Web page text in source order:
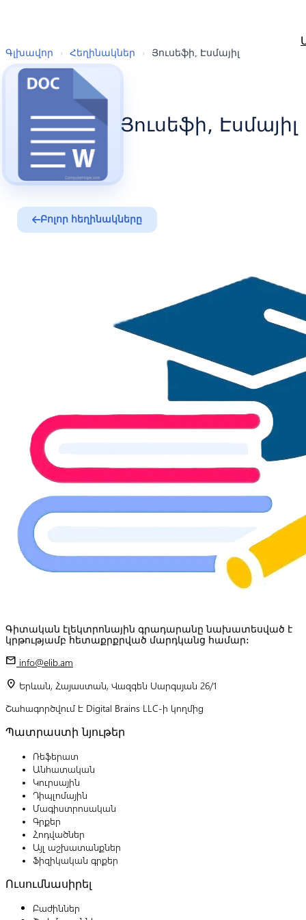
Գլխավոր › Հեղինակներ › Յուսեֆի, Էսմայիլ
Յուսեֆի, Էսմայիլ
Բոլոր հեղինակները
Գիտական էլեկտրոնային գրադարանը նախատեսված է
կրթությամբ հետաքրքրված մարդկանց համար:
mail info@elib.am
location_on Երևան, Հայաստան, Վազգեն Սարգսյան 26/1
Շահագործվում է Digital Brains LLC-ի կողմից
Պատրաստի նյութեր
Ռեֆերատ
Անհատական
Կուրսային
Դիպլոմային
Մագիստրոսական
Գրքեր
Հոդվածներ
Այլ աշխատանքներ
Ֆիզիկական գրքեր
Ուսումնասիրել
Բաժիններ